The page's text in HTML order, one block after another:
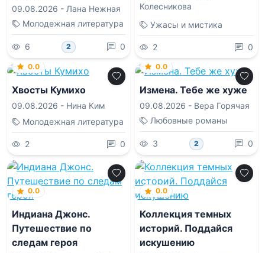
09.08.2026 - Лана Нежная
Молодежная литература
6 2 0
Колесникова
Ужасы и мистика
2 0
0.0
Хвосты Кумихо
09.08.2026 - Нина Ким
Молодежная литература
2 0
0.0
Измена. Тебе же хуже
09.08.2026 - Вера Горячая
Любовные романы
3 2 0
0.0
Индиана Джонс.
Путешествие по
следам героя
0.0
Коллекция темных
историй. Поддайся
искушению